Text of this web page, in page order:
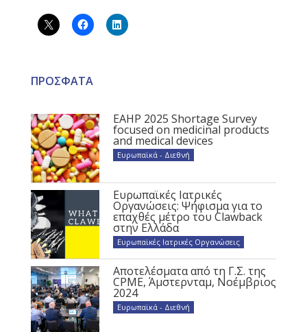
ΠΡΟΣΦΑΤΑ
EAHP 2025 Shortage Survey
focused on medicinal products
and medical devices
Ευρωπαϊκά - Διεθνή
Ευρωπαϊκές Ιατρικές
Οργανώσεις: Ψήφισμα για το
επαχθές μέτρο του Clawback
στην Ελλάδα
Ευρωπαϊκές Ιατρικές Οργανώσεις
Αποτελέσματα από τη Γ.Σ. της
CPME, Άμστερνταμ, Νοέμβριος
2024
Ευρωπαϊκά - Διεθνή